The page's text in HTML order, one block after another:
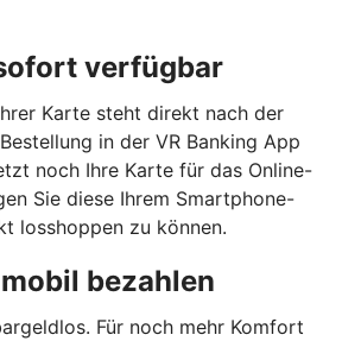
verfügbar
Karte steht direkt nach der
in der VR Banking App
noch Ihre Karte für das Online-
Sie diese Ihrem Smartphone-
losshoppen zu können.
bezahlen
Für noch mehr Komfort